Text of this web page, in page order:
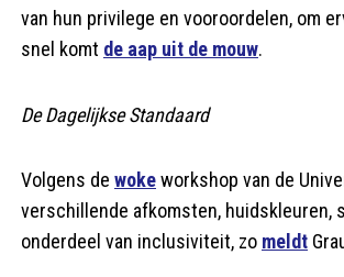
van hun privilege en vooroordelen, om
snel komt de aap uit de mouw.
De Dagelijkse Standaard
Volgens de wokeworkshop van de
verschillende afkomsten, huidskleuren,
onderdeel van inclusiviteit, zo meldt